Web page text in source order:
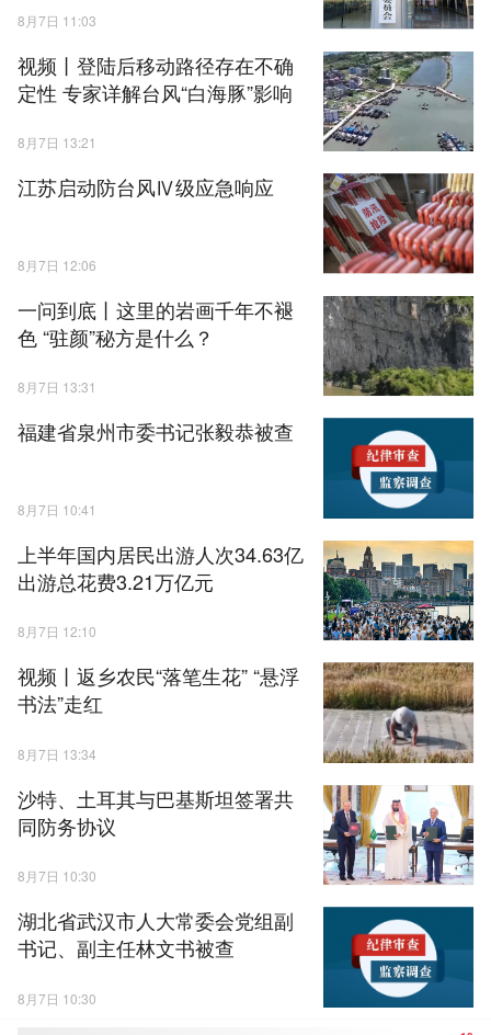
8月7日 11:03
视频丨登陆后移动路径存在不确
定性 专家详解台风“白海豚”影响
8月7日 13:21
江苏启动防台风Ⅳ级应急响应
8月7日 12:06
一问到底丨这里的岩画千年不褪
色 “驻颜”秘方是什么？
8月7日 13:31
福建省泉州市委书记张毅恭被查
8月7日 10:41
上半年国内居民出游人次34.63亿
出游总花费3.21万亿元
8月7日 12:10
视频丨返乡农民“落笔生花” “悬浮
书法”走红
8月7日 13:34
沙特、土耳其与巴基斯坦签署共
同防务协议
8月7日 10:30
湖北省武汉市人大常委会党组副
书记、副主任林文书被查
8月7日 10:30